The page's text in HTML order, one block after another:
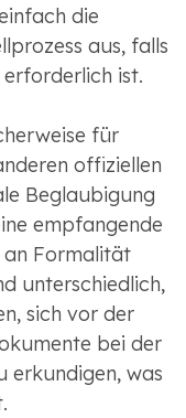
die
aus, falls
ist.
für
offiziellen
Beglaubigung
empfangende
an Formalität
unterschiedlich,
sich vor der
bei der
erkundigen, was